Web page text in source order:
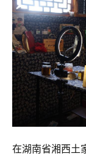
在湖南省湘西土